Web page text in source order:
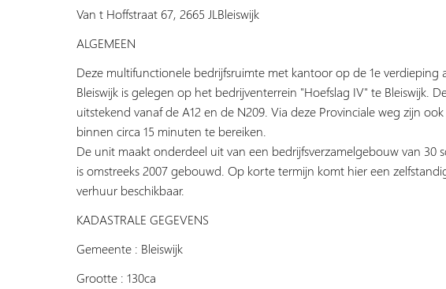
Van t Hoffstraat 67, 2665 JLBleiswijk
ALGEMEEN
Deze multifunctionele bedrijfsruimte met kantoor op de 1e verdieping
Bleiswijk is gelegen op het bedrijventerrein "Hoefslag IV" te Bleiswijk.
uitstekend vanaf de A12 en de N209. Via deze Provinciale weg zijn
binnen circa 15 minuten te bereiken.
De unit maakt onderdeel uit van een bedrijfsverzamelgebouw van 30
is omstreeks 2007 gebouwd. Op korte termijn komt hier een
verhuur beschikbaar.
KADASTRALE GEGEVENS
Gemeente : Bleiswijk
Grootte : 130ca